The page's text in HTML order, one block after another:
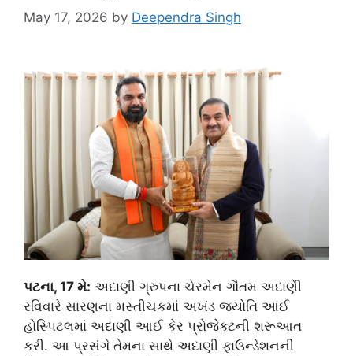
May 17, 2026 by Deependra Singh
પટના, 17 મે: અદાણી ગ્રુપના ચેરમેન ગૌતમ અદાણીે
રવિવારે સારણના મસ્તીચકમાં અખંડ જ્યોતિ આઈ
હોસ્પિટલમાં અદાણી આઈ કેર પ્રોજેક્ટની શરૂઆત
કરી. આ પ્રસંગે તેમના સાથે અદાણી ફાઉન્ડેશનની